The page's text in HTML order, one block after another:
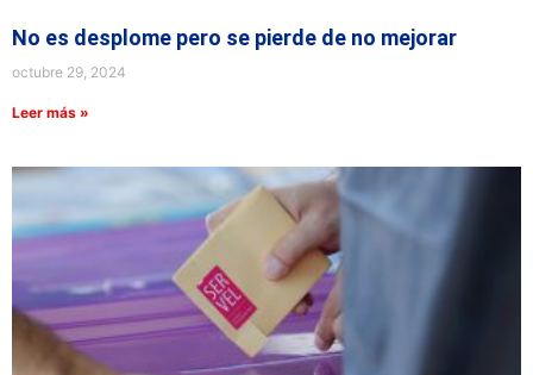
No es desplome pero se pierde de no mejorar
octubre 29, 2024
Leer más »